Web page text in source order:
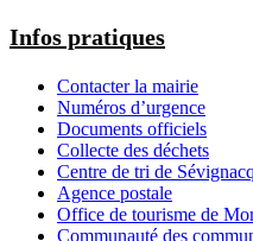
Infos pratiques
Contacter la mairie
Numéros d’urgence
Documents officiels
Collecte des déchets
Centre de tri de Sévignacq
Agence postale
Office de tourisme de
Communauté des